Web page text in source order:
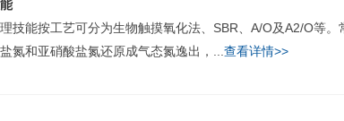
能按工艺可分为生物触摸氧化法、SBR、A/O及A2/O等。
氮和亚硝酸盐氮还原成气态氮逸出，... 查看详情>>